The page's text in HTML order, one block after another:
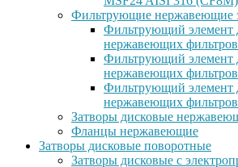
Фильтрующие нержавеющие
Фильтрующий элемент
нержавеющих
Фильтрующий элемент
нержавеющих
Фильтрующий элемент
нержавеющих
Затворы дисковые
Фланцы нержавеющие
Затворы дисковые поворотные
Затворы дисковые с